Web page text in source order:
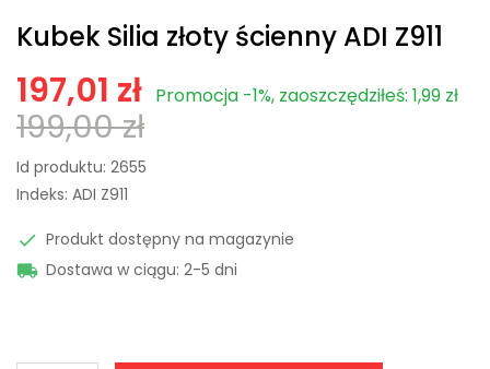
Kubek Silia złoty ścienny ADI Z911
197,01 zł Promocja -1%, zaoszczędziłeś: 1,99 zł
199,00 zł
Id produktu: 2655
Indeks: ADI Z911
 Produkt dostępny na magazynie
 Dostawa w ciągu: 2-5 dni